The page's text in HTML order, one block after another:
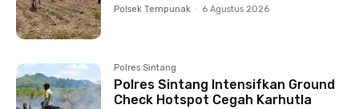
Polsek Tempunak - 6 Agustus 2026
Polres Sintang
Polres Sintang Intensifkan Ground
Check Hotspot Cegah Karhutla